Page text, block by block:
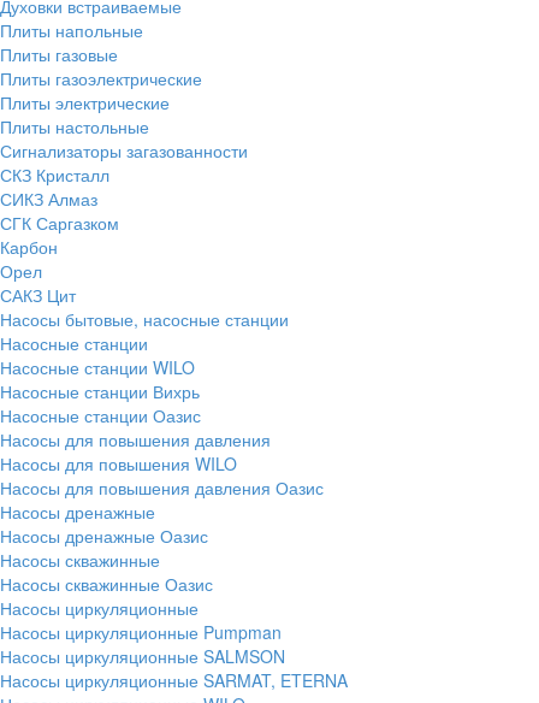
Духовки встраиваемые
Плиты напольные
Плиты газовые
Плиты газоэлектрические
Плиты электрические
Плиты настольные
Сигнализаторы загазованности
СКЗ Кристалл
СИКЗ Алмаз
СГК Саргазком
Карбон
Орел
САКЗ Цит
Насосы бытовые, насосные станции
Насосные станции
Насосные станции WILO
Насосные станции Вихрь
Насосные станции Оазис
Насосы для повышения давления
Насосы для повышения WILO
Насосы для повышения давления Оазис
Насосы дренажные
Насосы дренажные Оазис
Насосы скважинные
Насосы скважинные Оазис
Насосы циркуляционные
Насосы циркуляционные Pumpman
Насосы циркуляционные SALMSON
Насосы циркуляционные SARMAT, ETERNA